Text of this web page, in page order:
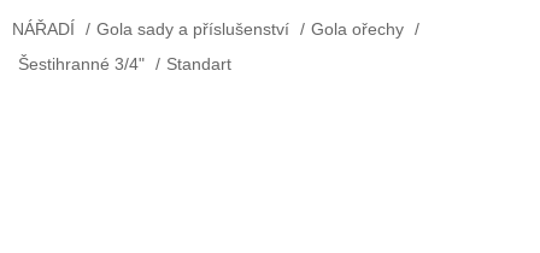
NÁŘADÍ / Gola sady a příslušenství / Gola ořechy /
Šestihranné 3/4" / Standart